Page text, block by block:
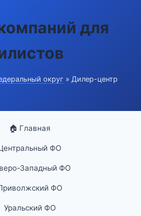
для
округ » Дилер-центр
🏠 Главная
ФО
Западный ФО
ФО
Уральский ФО